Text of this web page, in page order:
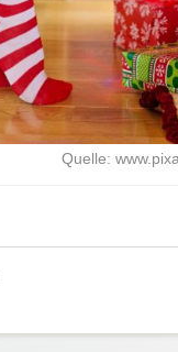
Quelle: